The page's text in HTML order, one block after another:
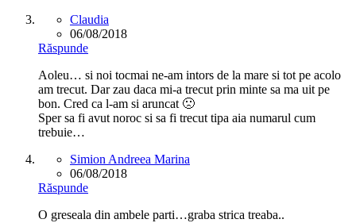
Claudia
06/08/2018
Răspunde
Aoleu… si noi tocmai ne-am intors de la mare si tot pe acolo
am trecut. Dar zau daca mi-a trecut prin minte sa ma uit pe
bon. Cred ca l-am si aruncat 🙁
Sper sa fi avut noroc si sa fi trecut tipa aia numarul cum
trebuie…
Simion Andreea Marina
06/08/2018
Răspunde
O greseala din ambele parti…graba strica treaba..